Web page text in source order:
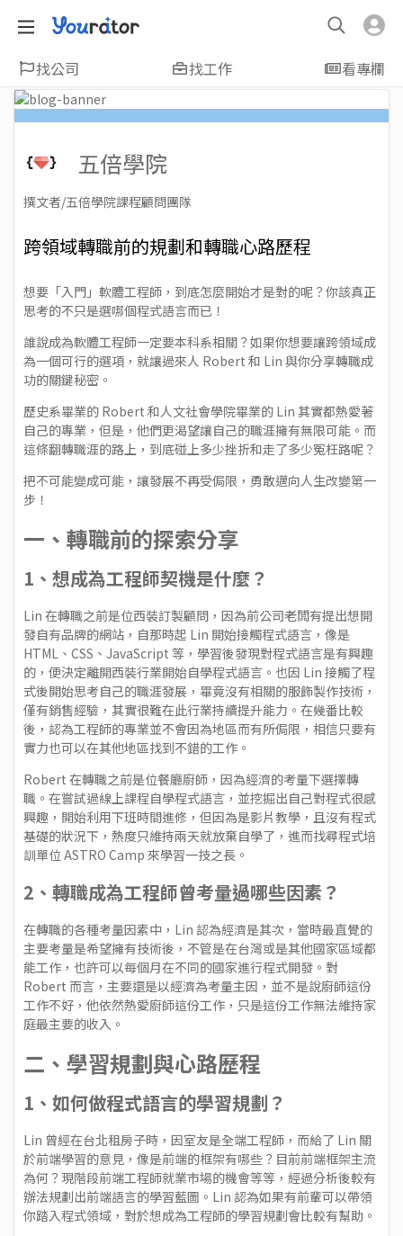
找公司 找工作 看專欄
五倍學院
撰文者/五倍學院課程顧問團隊
跨領域轉職前的規劃和轉職心路歷程
想要「入門」軟體工程師，到底怎麼開始才是對的呢？你該真正
思考的不只是選哪個程式語言而已！
誰說成為軟體工程師一定要本科系相關？如果你想要讓跨領域成
為一個可行的選項，就讓過來人 Robert 和 Lin 與你分享轉職成
功的關鍵秘密。
歷史系畢業的 Robert 和人文社會學院畢業的 Lin 其實都熱愛著
自己的專業，但是，他們更渴望讓自己的職涯擁有無限可能。而
這條翻轉職涯的路上，到底碰上多少挫折和走了多少冤枉路呢？
把不可能變成可能，讓發展不再受侷限，勇敢邁向人生改變第一
步！
一、轉職前的探索分享
1、想成為工程師契機是什麼？
Lin 在轉職之前是位西裝訂製顧問，因為前公司老闆有提出想開
發自有品牌的網站，自那時起 Lin 開始接觸程式語言，像是
HTML、CSS、JavaScript 等，學習後發現對程式語言是有興趣
的，便決定離開西裝行業開始自學程式語言。也因 Lin 接觸了程
式後開始思考自己的職涯發展，畢竟沒有相關的服飾製作技術，
僅有銷售經驗，其實很難在此行業持續提升能力。在幾番比較
後，認為工程師的專業並不會因為地區而有所侷限，相信只要有
實力也可以在其他地區找到不錯的工作。
Robert 在轉職之前是位餐廳廚師，因為經濟的考量下選擇轉
職。在嘗試過線上課程自學程式語言，並挖掘出自己對程式很感
興趣，開始利用下班時間進修，但因為是影片教學，且沒有程式
基礎的狀況下，熱度只維持兩天就放棄自學了，進而找尋程式培
訓單位 ASTRO Camp 來學習一技之長。
2、轉職成為工程師曾考量過哪些因素？
在轉職的各種考量因素中，Lin 認為經濟是其次，當時最直覺的
主要考量是希望擁有技術後，不管是在台灣或是其他國家區域都
能工作，也許可以每個月在不同的國家進行程式開發。對
Robert 而言，主要還是以經濟為考量主因，並不是說廚師這份
工作不好，他依然熱愛廚師這份工作，只是這份工作無法維持家
庭最主要的收入。
二、學習規劃與心路歷程
1、如何做程式語言的學習規劃？
Lin 曾經在台北租房子時，因室友是全端工程師，而給了 Lin 關
於前端學習的意見，像是前端的框架有哪些？目前前端框架主流
為何？現階段前端工程師就業市場的機會等等，經過分析後較有
辦法規劃出前端語言的學習藍圖。Lin 認為如果有前輩可以帶領
你踏入程式領域，對於想成為工程師的學習規劃會比較有幫助。